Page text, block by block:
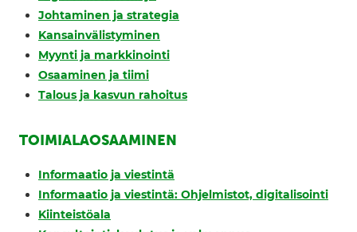
Johtaminen ja strategia
Kansainvälistyminen
Myynti ja markkinointi
Osaaminen ja tiimi
Talous ja kasvun rahoitus
TOIMIALAOSAAMINEN
Informaatio ja viestintä
Informaatio ja viestintä: Ohjelmistot, digitalisointi
Kiinteistöala